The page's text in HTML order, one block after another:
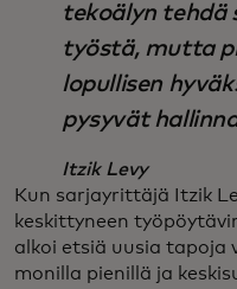
tekoälyn tehdä
työstä, mutta
lopullisen
pysyvät
Itzik Levy
Kun sarjayrittäjä Itzik
keskittyneen
alkoi etsiä uusia tapoja
monilla pienillä ja